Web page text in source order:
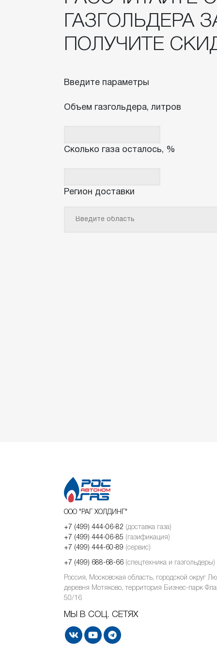
ГАЗГОЛЬДЕРА
ПОЛУЧИТЕ
Введите параметры
Объем газгольдера, литров
Сколько газа осталось, %
Регион доставки
ООО "РАГ ХОЛДИНГ"
+7 (499) 444-06-82 (доставка газа)
+7 (499) 444-06-85 (газификация)
+7 (499) 444-60-89 (сервис)
+7 (499) 688-68-66 (спецтехника и газгольдеры)
Россия, Московская область, городской округ
деревня Мотяково, территория Бизнес-парк
50/16
МЫ В СОЦ. СЕТЯХ